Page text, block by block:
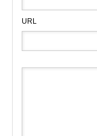
URL